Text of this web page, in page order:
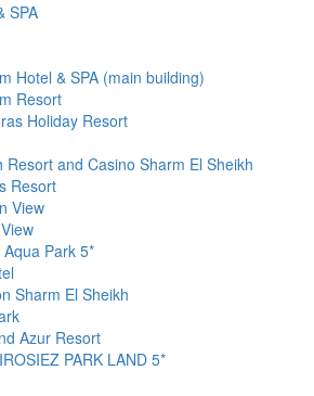
SPA
Hotel & SPA (main building)
Resort
Holiday Resort
Resort and Casino Sharm El Sheikh
Resort
View
Park 5*
Sharm El Sheikh
Azur Resort
PARK LAND 5*